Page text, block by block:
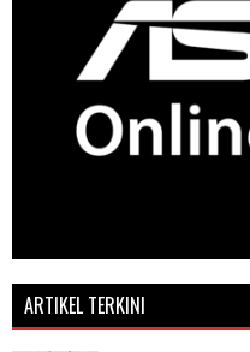
ARTIKEL TERKINI